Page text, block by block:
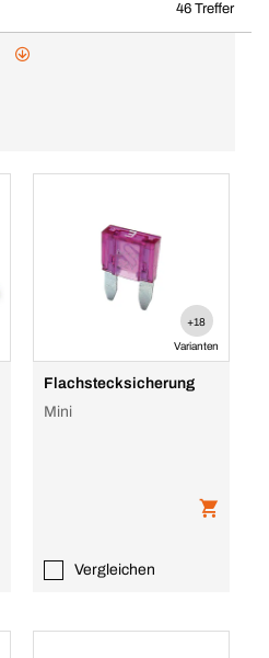
46 Treffer
+18
Varianten
Flachstecksicherung
Mini
Vergleichen